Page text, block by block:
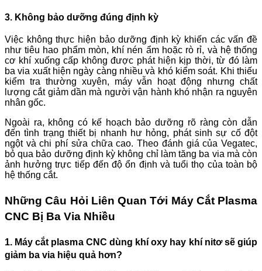
3. Không bảo dưỡng đúng định kỳ
Việc không thực hiện bảo dưỡng định kỳ khiến các vấn đề
như tiêu hao phẩm mòn, khí nén ẩm hoặc rò rỉ, và hệ thống
cơ khí xuống cấp không được phát hiện kịp thời, từ đó làm
ba via xuất hiện ngày càng nhiều và khó kiểm soát. Khi thiếu
kiểm tra thường xuyên, máy vẫn hoạt động nhưng chất
lượng cắt giảm dần mà người vận hành khó nhận ra nguyên
nhân gốc.
Ngoài ra, không có kế hoạch bảo dưỡng rõ ràng còn dẫn
đến tình trạng thiết bị nhanh hư hỏng, phát sinh sự cố đột
ngột và chi phí sửa chữa cao. Theo đánh giá của Vegatec,
bỏ qua bảo dưỡng định kỳ không chỉ làm tăng ba via mà còn
ảnh hưởng trực tiếp đến độ ổn định và tuổi thọ của toàn bộ
hệ thống cắt.
Những Câu Hỏi Liên Quan Tới Máy Cắt Plasma
CNC Bị Ba Via Nhiều
1. Máy cắt plasma CNC dùng khí oxy hay khí nitơ sẽ giúp
giảm ba via hiệu quả hơn?